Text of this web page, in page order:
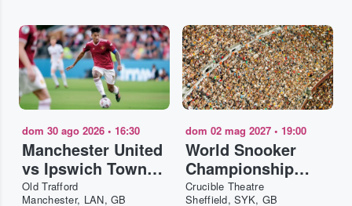
dom 30 ago 2026 • 16:30
Manchester United
vs Ipswich Town
FC
Old Trafford
Manchester, LAN, GB
dom 02 mag 2027 • 19:00
World Snooker
Championship
2027 - Evening -
Crucible Theatre
Sheffield, SYK, GB